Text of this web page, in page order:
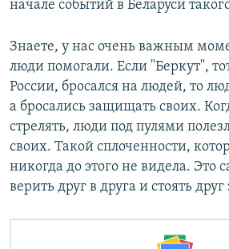
начале событий в Беларуси
Знаете, у нас очень важным
люди помогали. Если "Беркут",
России, бросался на людей, то
а бросались защищать своих.
стрелять, люди под пулями
своих. Такой сплоченности,
никогда до этого не видела. Это
верить друг в друга и стоять друг